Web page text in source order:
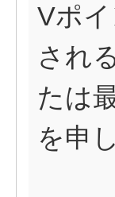
Vポ
され
たは
を申